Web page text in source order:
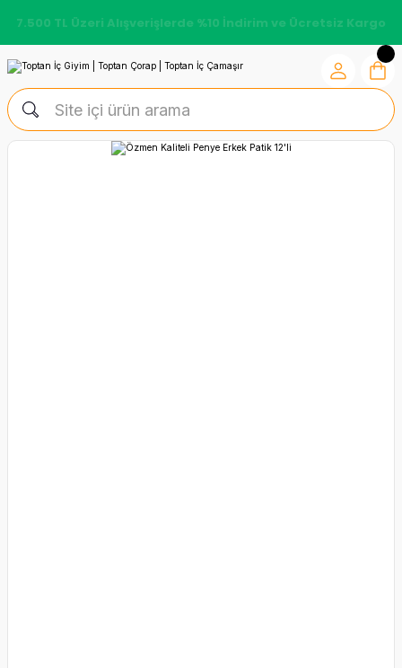
7.500 TL Üzeri Alışverişlerde %10 İndirim ve Ücretsiz Kargo